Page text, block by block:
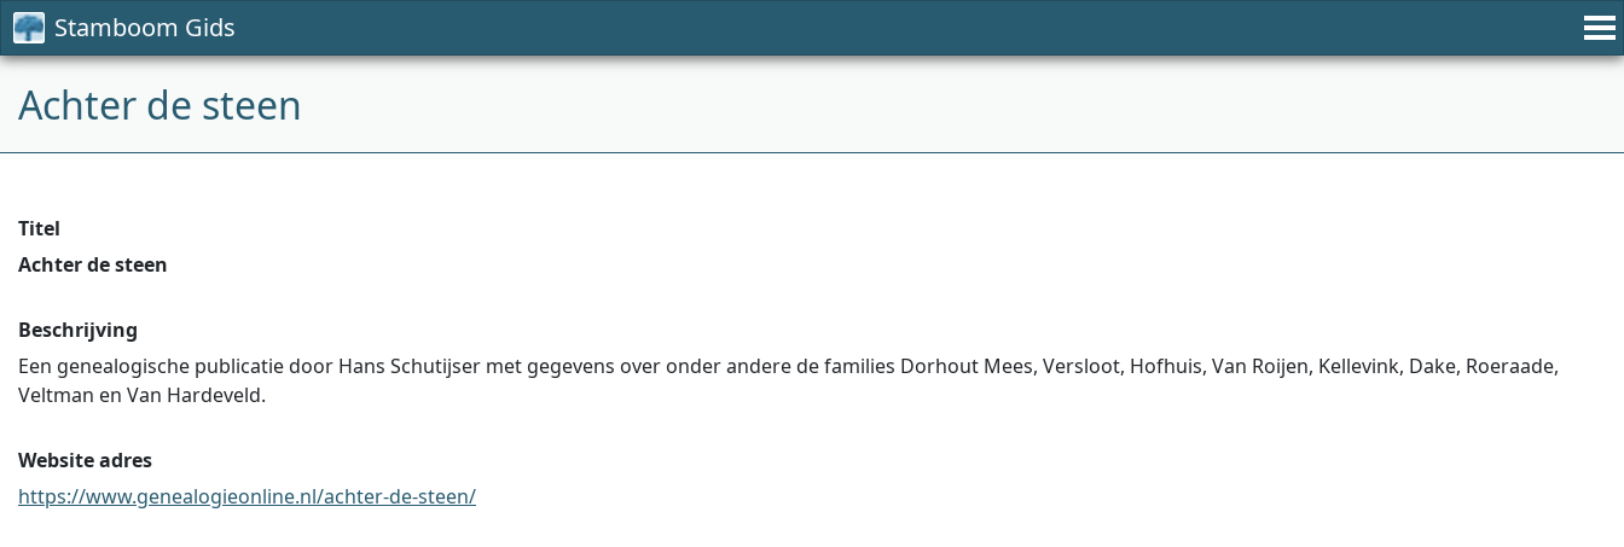
Stamboom Gids
Achter de steen
Titel
Achter de steen
Beschrijving
Een genealogische publicatie door Hans Schutijser met gegevens over onder andere de families Dorhout Mees, Versloot, Hofhuis, Van Roijen, Kellevink, Dake, Roeraade,
Veltman en Van Hardeveld.
Website adres
https://www.genealogieonline.nl/achter-de-steen/